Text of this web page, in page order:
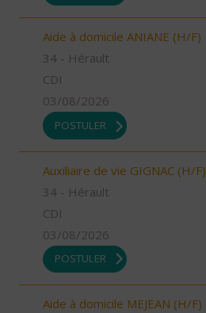
Aide à domicile ANIANE (H/F)
34 - Hérault
CDI
03/08/2026
POSTULER
Auxiliaire de vie GIGNAC (H/F)
34 - Hérault
CDI
03/08/2026
POSTULER
Aide à domicile MEJEAN (H/F)